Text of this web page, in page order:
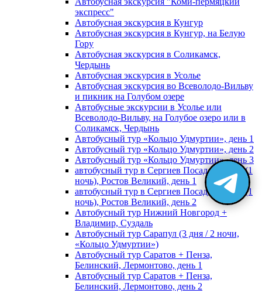
экспресс"
Автобусная экскурсия в Кунгур
Автобусная экскурсия в Кунгур, на Белую
Гору
Автобусная экскурсия в Соликамск,
Чердынь
Автобусная экскурсия в Усолье
Автобусная экскурсия во Всеволодо-Вильву
и пикник на Голубом озере
Автобусные экскурсии в Усолье или
Всеволодо-Вильву, на Голубое озеро или в
Соликамск, Чердынь
Автобусный тур «Кольцо Удмуртии», день 1
Автобусный тур «Кольцо Удмуртии», день 2
Автобусный тур «Кольцо Удмуртии», день 3
автобусный тур в Сергиев Посад, Москву (1
ночь), Ростов Великий, день 1
автобусный тур в Сергиев Посад, Москву (1
ночь), Ростов Великий, день 2
Автобусный тур Нижний Новгород +
Владимир, Суздаль
Автобусный тур Сарапул (3 дня / 2 ночи,
«Кольцо Удмуртии»)
Автобусный тур Саратов + Пенза,
Белинский, Лермонтово, день 1
Автобусный тур Саратов + Пенза,
Белинский, Лермонтово, день 2